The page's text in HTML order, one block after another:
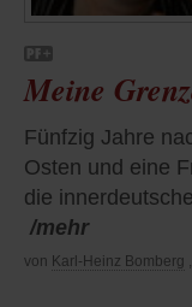
Meine
Fünfzig Jahre
Osten und eine
die
/mehr
von Karl-Heinz Bomberg ,